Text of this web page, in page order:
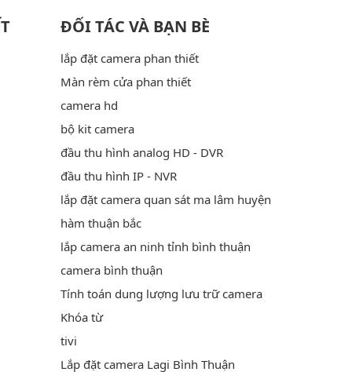
ĐỐI TÁC VÀ BẠN BÈ
lắp đặt camera phan thiết
Màn rèm cửa phan thiết
camera hd
bộ kit camera
đầu thu hình analog HD - DVR
đầu thu hình IP - NVR
lắp đặt camera quan sát ma lâm huyện
hàm thuận bắc
lắp camera an ninh tỉnh bình thuận
camera bình thuận
Tính toán dung lượng lưu trữ camera
Khóa từ
tivi
Lắp đặt camera Lagi Bình Thuận